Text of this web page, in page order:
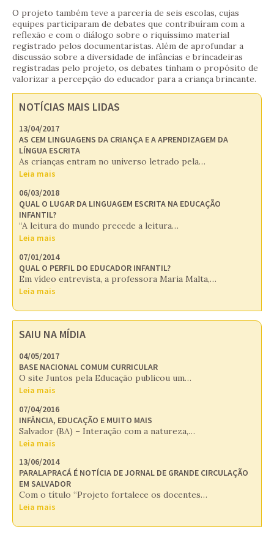
O projeto também teve a parceria de seis escolas, cujas
equipes participaram de debates que contribuíram com a
reflexão e com o diálogo sobre o riquíssimo material
registrado pelos documentaristas. Além de aprofundar a
discussão sobre a diversidade de infâncias e brincadeiras
registradas pelo projeto, os debates tinham o propósito de
valorizar a percepção do educador para a criança brincante.
NOTÍCIAS MAIS LIDAS
13/04/2017
AS CEM LINGUAGENS DA CRIANÇA E A APRENDIZAGEM DA
LÍNGUA ESCRITA
As crianças entram no universo letrado pela…
Leia mais
06/03/2018
QUAL O LUGAR DA LINGUAGEM ESCRITA NA EDUCAÇÃO
INFANTIL?
“A leitura do mundo precede a leitura…
Leia mais
07/01/2014
QUAL O PERFIL DO EDUCADOR INFANTIL?
Em vídeo entrevista, a professora Maria Malta,…
Leia mais
SAIU NA MÍDIA
04/05/2017
BASE NACIONAL COMUM CURRICULAR
O site Juntos pela Educação publicou um…
Leia mais
07/04/2016
INFÂNCIA, EDUCAÇÃO E MUITO MAIS
Salvador (BA) – Interação com a natureza,…
Leia mais
13/06/2014
PARALAPRACÁ É NOTÍCIA DE JORNAL DE GRANDE CIRCULAÇÃO
EM SALVADOR
Com o título “Projeto fortalece os docentes…
Leia mais